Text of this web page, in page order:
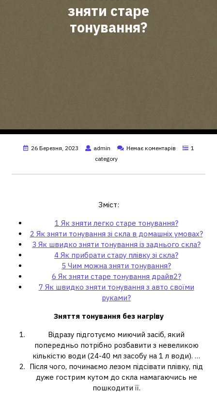
зняти старе
тонування?
26 Березня, 2023 admin Немає коментарів
1
category
Зміст:
1 Як зняти легко старе тонування?
2 Як зняти тонування зі скла в домашніх умовах?
3 Як швидко зняти тонування із заднього скла?
4 Як прибрати стару плівку зі скла?
5 Чим можна зняти тонування?
6 Як зняти старе тонування драйв2?
7 Як швидко зняти тонування з авто своїми
руками?
Зняття тонування без нагріву
Відразу підготуємо миючий засіб, який
попередньо потрібно розбавити з невеликою
кількістю води (24-40 мл засобу на 1 л води). …
Після чого, починаємо лезом підсівати плівку, під
дуже гострим кутом до скла намагаючись не
пошкодити її.